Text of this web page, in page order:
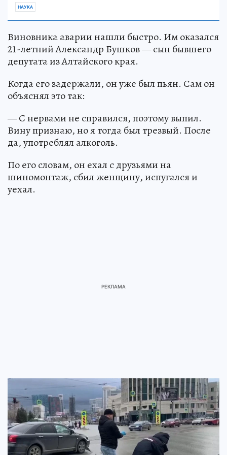
НАУКА
Виновника аварии нашли быстро. Им оказался
21-летний Александр Бушков — сын бывшего
депутата из Алтайского края.
Когда его задержали, он уже был пьян. Сам он
объяснял это так:
— С нервами не справился, поэтому выпил.
Вину признаю, но я тогда был трезвый. После
да, употреблял алкоголь.
По его словам, он ехал с друзьями на
шиномонтаж, сбил женщину, испугался и
уехал.